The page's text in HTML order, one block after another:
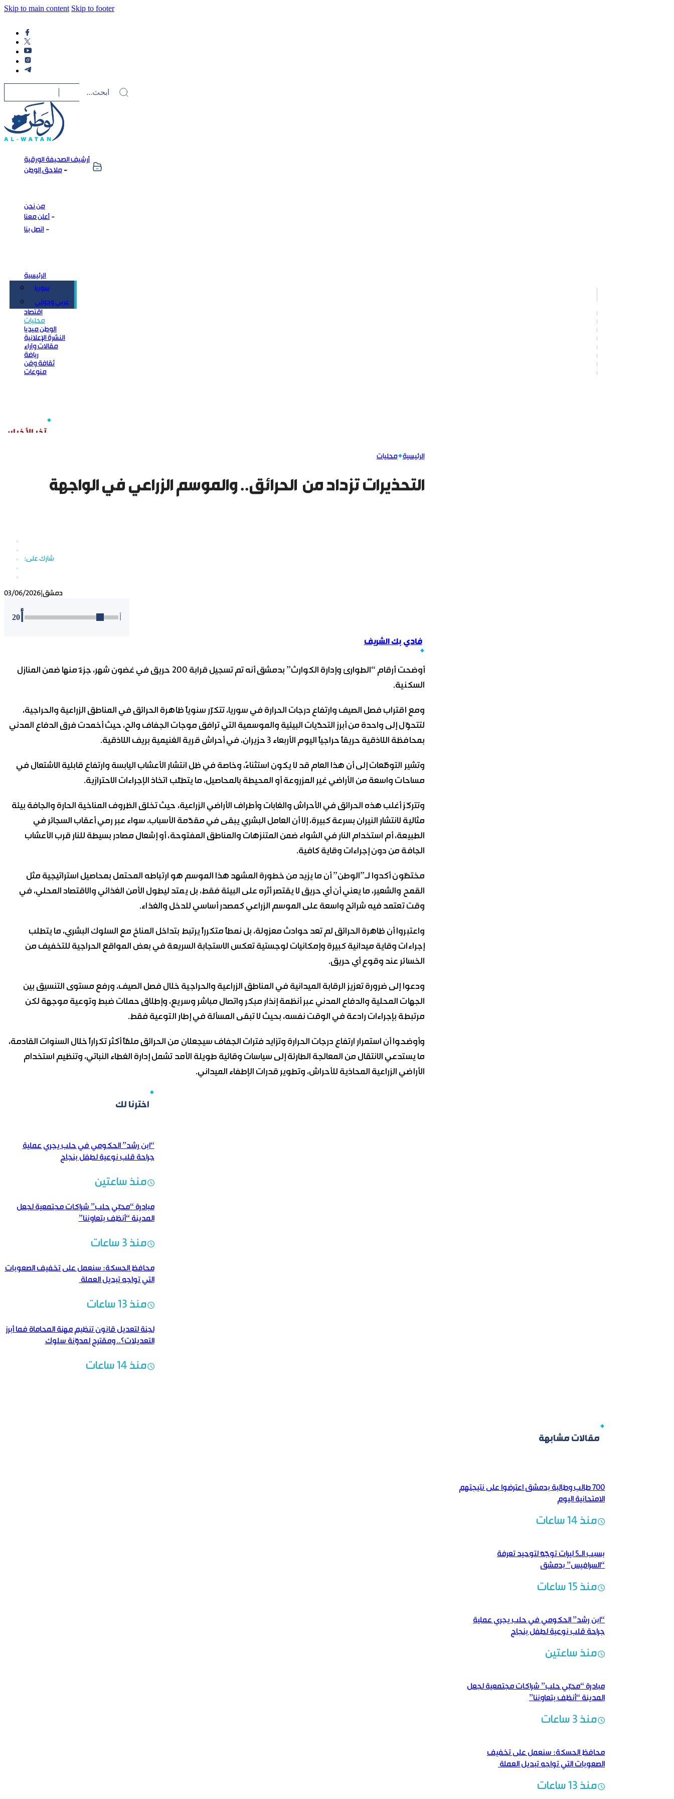
Skip to main content Skip to footer
أرشيف الصحيفة الورقية
ملاحق الوطن
من نحن
أعلن معنا
اتصل بنا
الرئيسية
سوريا
عربي ودولي
اقتصاد
محليات
الوطن ميديا
النشرة الإعلانية
مقالات وآراء
رياضة
ثقافة وفن
منوعات
الرئيسية محليات
التحذيرات تزداد من الحرائق.. والموسم الزراعي في الواجهة
03/06/2026 دمشق
20
فادي بك الشريف
أوضحت أرقام “الطوارئ وإدارة الكوارث” بدمشق أنه تم تسجيل قرابة 200 حريق في غضون شهر، جزءٌ منها ضمن المنازل
السكنية.
ومع اقتراب فصل الصيف وارتفاع درجات الحرارة في سوريا، تتكرّر سنوياً ظاهرة الحرائق في المناطق الزراعية والحراجية،
لتتحوّل إلى واحدة من أبرز التحدّيات البيئية والموسمية التي ترافق موجات الجفاف والح، حيث أخمدت فرق الدفاع المدني
بمحافظة اللاذقية حريقاً حراجياً اليوم الأربعاء 3 حزيران، في أحراش قرية الغنيمية بريف اللاذقية.
وتشير التوقّعات إلى أن هذا العام قد لا يكون استثناءً، وخاصة في ظل انتشار الأعشاب اليابسة وارتفاع قابلية الاشتعال في
مساحات واسعة من الأراضي غير المزروعة أو المحيطة بالمحاصيل، ما يتطلّب اتخاذ الإجراءات الاحترازية.
وتتركّز أغلب هذه الحرائق في الأحراش والغابات وأطراف الأراضي الزراعية، حيث تخلق الظروف المناخية الحارة والجافة بيئة
مثالية لانتشار النيران بسرعة كبيرة، إلا أن العامل البشري يبقى في مقدّمة الأسباب، سواء عبر رمي أعقاب السجائر في
الطبيعة، أم استخدام النار في الشواء ضمن المتنزهات والمناطق المفتوحة، أو إشعال مصادر بسيطة للنار قرب الأعشاب
الجافة من دون إجراءات وقاية كافية.
مختصّون أكدوا لـ”الوطن” أن ما يزيد من خطورة المشهد هذا الموسم هو ارتباطه المحتمل بمحاصيل استراتيجية مثل
القمح والشعير، ما يعني أن أي حريق لا يقتصر أثره على البيئة فقط، بل يمتد ليطول الأمن الغذائي والاقتصاد المحلي، في
وقت تعتمد فيه شرائح واسعة على الموسم الزراعي كمصدر أساسي للدخل والغذاء.
واعتبروا أن ظاهرة الحرائق لم تعد حوادث معزولة، بل نمطاً متكرراً يرتبط بتداخل المناخ مع السلوك البشري، ما يتطلب
إجراءات وقاية ميدانية كبيرة وإمكانيات لوجستية تعكس الاستجابة السريعة في بعض المواقع الحراجية للتخفيف من
الخسائر عند وقوع أي حريق.
ودعوا إلى ضرورة تعزيز الرقابة الميدانية في المناطق الزراعية والحراجية خلال فصل الصيف، ورفع مستوى التنسيق بين
الجهات المحلية والدفاع المدني عبر أنظمة إنذار مبكر واتصال مباشر وسريع، وإطلاق حملات ضبط وتوعية موجهة لكن
مرتبطة بإجراءات رادعة في الوقت نفسه، بحيث لا تبقى المسألة في إطار التوعية فقط.
وأوضحوا أن استمرار ارتفاع درجات الحرارة وتزايد فترات الجفاف سيجعلان من الحرائق ملفّاً أكثر تكراراً خلال السنوات القادمة،
ما يستدعي الانتقال من المعالجة الطارئة إلى سياسات وقائية طويلة الأمد تشمل إدارة الغطاء النباتي، وتنظيم استخدام
الأراضي الزراعية المحاذية للأحراش، وتطوير قدرات الإطفاء الميداني.
اخترنا لك
“ابن رشد” الحكومي في حلب يجري عملية
جراحة قلب نوعية لطفل بنجاح
منذ ساعتين
مبادرة “محبّي حلب” شراكات مجتمعية لجعل
المدينة “أنظف بتعاوننا”
منذ 3 ساعات
محافظ الحسكة: سنعمل على تخفيف الصعوبات
التي تواجه تبديل العملة
منذ 13 ساعات
لجنة لتعديل قانون تنظيم مهنة المحاماة فما أبرز
التعديلات؟.. ومقترح لمدوّنة سلوك
منذ 14 ساعات
مقالات مشابهة
700 طالب وطالبة بدمشق اعترضوا على نتيجتهم
الامتحانية اليوم
منذ 14 ساعات
بسبب الـ5 ليرات توجّهٌ لتوحيد تعرفة
“السرافيس” بدمشق
منذ 15 ساعات
“ابن رشد” الحكومي في حلب يجري عملية
جراحة قلب نوعية لطفل بنجاح
منذ ساعتين
مبادرة “محبّي حلب” شراكات مجتمعية لجعل
المدينة “أنظف بتعاوننا”
منذ 3 ساعات
محافظ الحسكة: سنعمل على تخفيف
الصعوبات التي تواجه تبديل العملة
منذ 13 ساعات